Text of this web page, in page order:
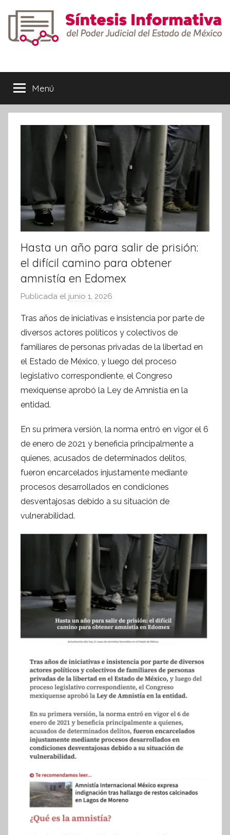
contenido
Menú
Hasta un año para salir de prisión:
el difícil camino para obtener
amnistía en Edomex
Publicada el junio 1, 2026
r
S
í
n
t
e
s
I
n
f
o
t
Tras años de iniciativas e insistencia por parte de
diversos actores políticos y colectivos de
familiares de personas privadas de la libertad en
el Estado de México, y luego del proceso
legislativo correspondiente, el Congreso
mexiquense aprobó la Ley de Amnistía en la
entidad.
En su primera versión, la norma entró en vigor el 6
de enero de 2021 y beneficia principalmente a
quienes, acusados de determinados delitos,
fueron encarcelados injustamente mediante
procesos desarrollados en condiciones
desventajosas debido a su situación de
vulnerabilidad.